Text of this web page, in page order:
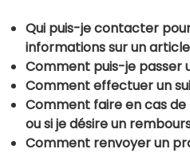
Qui puis-je contacter
informations sur un
Comment puis-je passer
Comment effectuer un
Comment faire en cas
ou si je désire un
Comment renvoyer un